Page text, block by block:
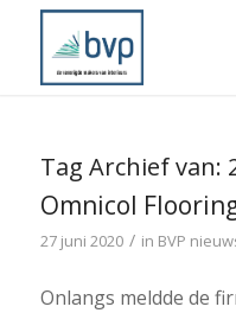
Tag Archief van:
Omnicol
27 juni 2020 / in BVP
Onlangs meldde de